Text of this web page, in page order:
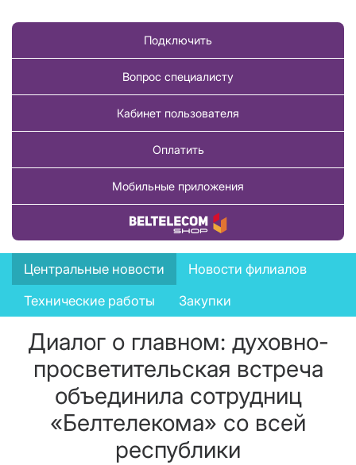
Подключить
Вопрос специалисту
Кабинет пользователя
Оплатить
Мобильные приложения
Купить товар
News
menu
Центральные новости
Новости филиалов
Технические работы
Закупки
Диалог о главном: духовно-
просветительская встреча
объединила сотрудниц
«Белтелекома» со всей
республики